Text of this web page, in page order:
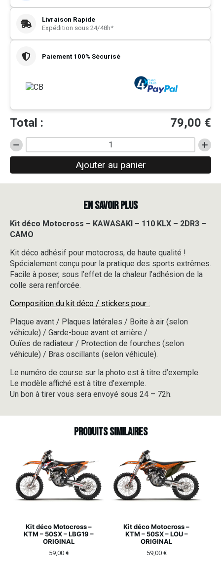
Livraison Rapide
Expédition sous 24/48h*
Paiement 100% Sécurisé
Total : 79,00 €
quantité
de
Motocross
110
KLX
2DR3
-
CAMO
Ajouter au panier
EN SAVOIR PLUS
Kit déco Motocross – KAWASAKI – 110 KLX – 2DR3 –
CAMO
Kit déco adhésif pour motocross, de haute qualité !
Spécialement conçu pour la pratique des sports extrêmes.
Facile à poser, sous l’effet de la chaleur l’adhésion de la
colle sera renforcée.
Composition du kit déco / stickers pour :
Plaque avant / Plaques latérales / Boite à air (selon
véhicule) / Garde-boue avant et arrière /
Ouïes de radiateur / Protection de fourches (selon
véhicule) / Bras oscillants (selon véhicule).
Le numéro de course sur la photo est à titre d’exemple.
Le modèle affiché est à titre d’exemple.
Un bon à tirer vous sera envoyé sous 24 – 72h.
Produits similaires
Kit déco Motocross –
KTM – 50SX – LBG19 –
ORIGINAL
59,00 €
Kit déco Motocross –
KTM – 50SX – LOU –
ORIGINAL
59,00 €